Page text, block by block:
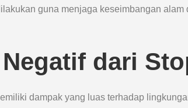
guna menjaga keseimbangan
Negatif dari
dampak yang luas terhadap